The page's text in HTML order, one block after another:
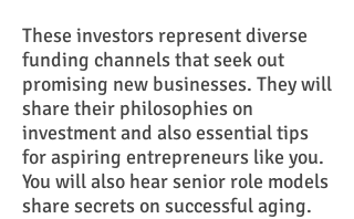
These investors represent diverse
funding channels that seek out
promising new businesses. They will
share their philosophies on
investment and also essential tips
for aspiring entrepreneurs like you.
You will also hear senior role models
share secrets on successful aging.